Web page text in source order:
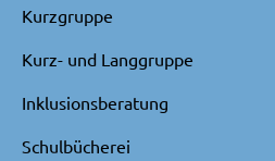
Kurzgruppe
Kurz- und Langgruppe
Inklusionsberatung
Schulbücherei